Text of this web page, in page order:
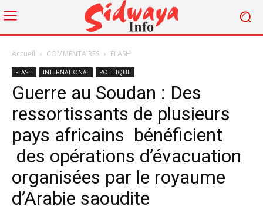
Accueil COMMENTAIRES FLASH
FLASH INTERNATIONAL POLITIQUE
Guerre au Soudan : Des
ressortissants de plusieurs
pays africains bénéficient
des opérations d’évacuation
organisées par le royaume
d’Arabie saoudite